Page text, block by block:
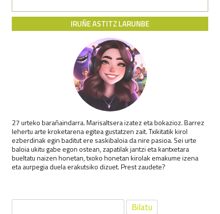
IRUÑE ASTITZ LARUNBE
27 urteko barañaindarra. Marisaltsera izatez eta bokazioz. Barrez
lehertu arte kroketarena egitea gustatzen zait. Txikitatik kirol
ezberdinak egin baditut ere saskibaloia da nire pasioa. Sei urte
baloia ukitu gabe egon ostean, zapatilak jantzi eta kantxetara
bueltatu naizen honetan, txoko honetan kirolak emakume izena
eta aurpegia duela erakutsiko dizuet. Prest zaudete?
Bilatu: